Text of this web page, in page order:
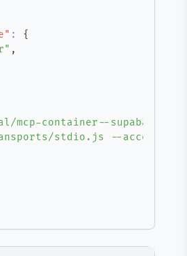
:
{
,
container--supabase-
stdio.js --access-